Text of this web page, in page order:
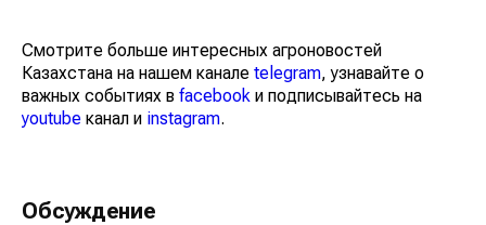
Смотрите больше интересных агроновостей
Казахстана на нашем канале telegram, узнавайте о
важных событиях в facebook и подписывайтесь на
youtube канал и instagram.
Обсуждение